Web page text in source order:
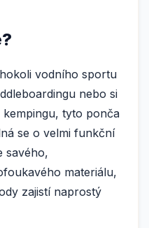
vodního sportu
nebo si
tyto ponča
se o velmi funkční
savého,
materiálu,
zajistí naprostý